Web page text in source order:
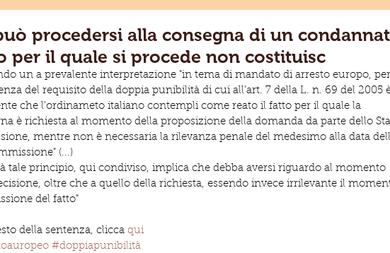
procedersi alla consegna di un
per il quale si procede non costituisc
un a prevalente interpretazione "in tema di mandato di arresto europo,
del requisito della doppia punibilità di cui all'art. 7 della L. n. 69 del 2005
che l'ordinameto italiano contempli come reato il fatto per il quale la
è richiesta al momento della proposizione della domanda da parte dello
mentre non è necessaria la rilevanza penale del medesimo alla data
(...)
tale principio, qui condiviso, implica che debba aversi riguardo al momento
oltre che a quello della richiesta, essendo invece irrilevante il
del fatto"
della sentenza, clicca qui
#doppiapunibilità